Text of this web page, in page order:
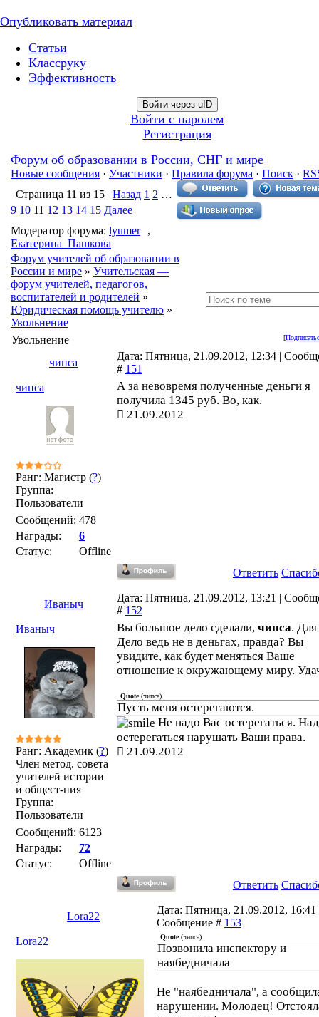
Опубликовать материал
Статьи
Классруку
Эффективность
Войти через uID
Войти с паролем
Регистрация
Форум об образовании в России, СНГ и мире
Новые сообщения · Участники · Правила форума · Поиск ·
Страница 11 из 15 Назад 1 2 …
9 10 11 12 13 14 15 Далее
Модератор форума: lyumer
,
Екатерина_Пашкова
Форум учителей об образовании в
России и мире » Учительская —
форум учителей, педагогов,
воспитателей и родителей »
Юридическая помощь учителю »
Увольнение
[
Увольнение
чипса
Дата: Пятница, 21.09.2012, 12:34 |
# 151
чипса
Ранг: Магистр (?)
Группа:
Пользователи
Сообщений: 478
Награды:
6
Статус:
Offline
А за невовремя полученные деньги я
получила 1345 руб. Во, как.
21.09.2012
Ответить
Иваныч
Дата: Пятница, 21.09.2012, 13:21 |
# 152
Иваныч
Ранг: Академик (?)
Член метод. совета
учителей истории
и общест-ния
Группа:
Пользователи
Сообщений: 6123
Награды:
72
Статус:
Offline
Вы большое дело сделали, чипса. Для
Дело ведь не в деньгах, правда? Вы
увидите, как будет меняться Ваше
отношение к окружающему миру.
Quote(чипса)
Пусть меня остерегаются.
Не надо Вас остерегаться.
остерегаться нарушать Ваши права.
21.09.2012
Ответить
Lora22
Дата: Пятница, 21.09.2012, 16:41
Сообщение # 153
Lora22
Quote(чипса)
Позвонила инспектору и
наябедничала
Не "наябедничала", а
нарушении. Молодец!